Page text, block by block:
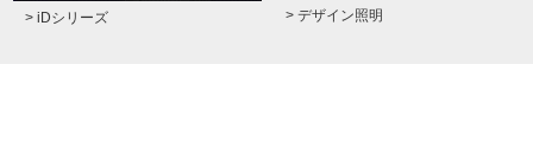
> iDシリーズ > デザイン照明